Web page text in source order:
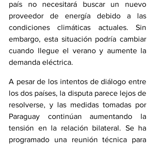
país no necesitará buscar un nuevo
proveedor de energía debido a las
condiciones climáticas actuales. Sin
embargo, esta situación podría cambiar
cuando llegue el verano y aumente la
demanda eléctrica.
A pesar de los intentos de diálogo entre
los dos países, la disputa parece lejos de
resolverse, y las medidas tomadas por
Paraguay continúan aumentando la
tensión en la relación bilateral. Se ha
programado una reunión técnica para